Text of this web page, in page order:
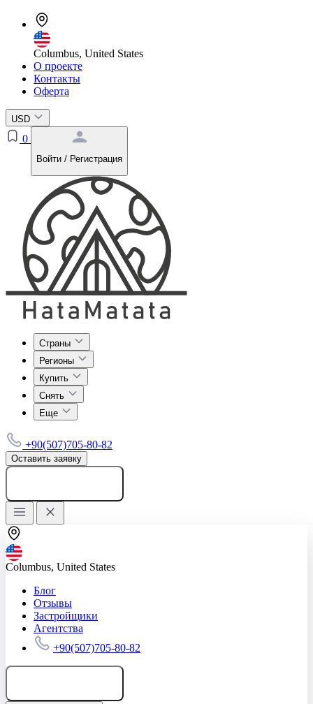
Columbus, United States
О проекте
Контакты
Оферта
USD
0
Войти / Регистрация
Страны
Регионы
Купить
Снять
Еще
+90(507)705-80-82
Оставить заявку
Columbus, United States
Блог
Отзывы
Застройщики
Агентства
+90(507)705-80-82